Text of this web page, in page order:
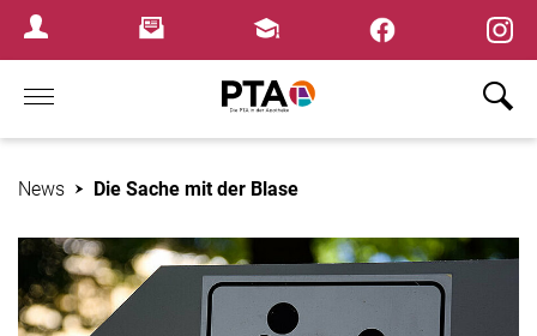
Login MenuNewsletterFortbildungen
Home
News Die Sache mit der Blase
×